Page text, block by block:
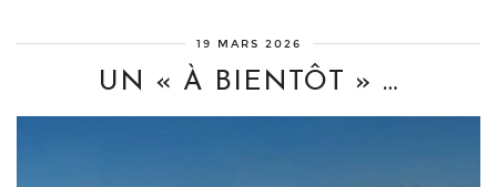
19 MARS 2026
UN « À BIENTÔT » …